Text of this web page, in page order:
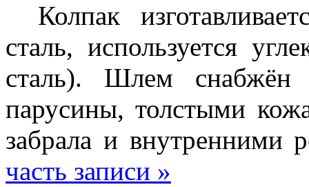
Колпак
сталь, используется
сталь). Шлем снабжён
парусины, толстыми
забрала и внутренними
часть записи »